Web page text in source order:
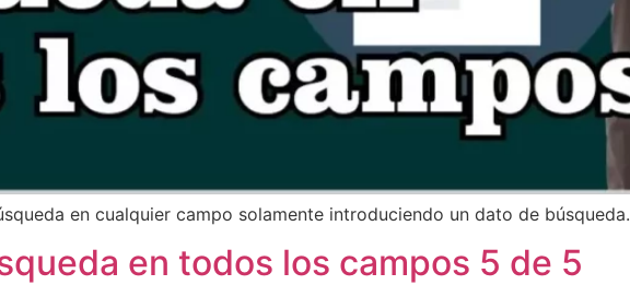
en cualquier campo solamente introduciendo un dato de búsqueda.
en todos los campos 5 de 5